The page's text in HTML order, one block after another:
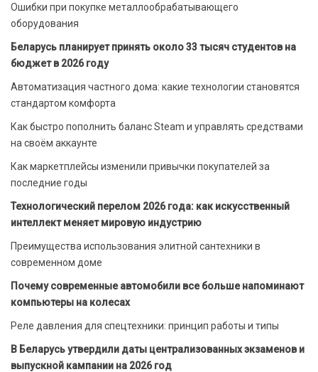
Ошибки при покупке металлообрабатывающего
оборудования
Беларусь планирует принять около 33 тысяч студентов на
бюджет в 2026 году
Автоматизация частного дома: какие технологии становятся
стандартом комфорта
Как быстро пополнить баланс Steam и управлять средствами
на своём аккаунте
Как маркетплейсы изменили привычки покупателей за
последние годы
Технологический перелом 2026 года: как искусственный
интеллект меняет мировую индустрию
Преимущества использования элитной сантехники в
современном доме
Почему современные автомобили все больше напоминают
компьютеры на колесах
Реле давления для спецтехники: принцип работы и типы
В Беларусь утвердили даты централизованных экзаменов и
выпускной кампании на 2026 год